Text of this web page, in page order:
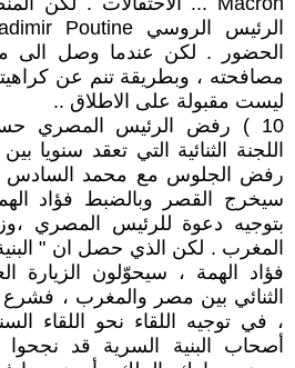
الحضور . لكن عندما وصل
مصافحته ، وبطريقة تنم عن
ليست مقبولة على الاطلاق ..
10 ) رفض الرئيس المصري
اللجنة الثنائية التي تعقد
رفض الجلوس مع محمد السادس
سيخرج القصر وبالضبط فؤاد
بتوجيه دعوة للرئيس المصري
المغرب . لكن الذي حصل ان "
فؤاد الهمة ، سيحوّلون الزيارة
الثنائي بين مصر والمغرب ،
، في توجيه اللقاء نحو اللقاء
أصحاب البنية السرية قد